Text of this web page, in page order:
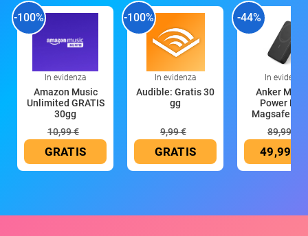
-100%
In evidenza
Amazon Music
Unlimited GRATIS
30gg
10,99 €
GRATIS
-100%
In evidenza
Audible: Gratis 30
gg
9,99 €
GRATIS
-44%
In evidenza
Anker
Power
Magsafe
89,99 €
49,99 €